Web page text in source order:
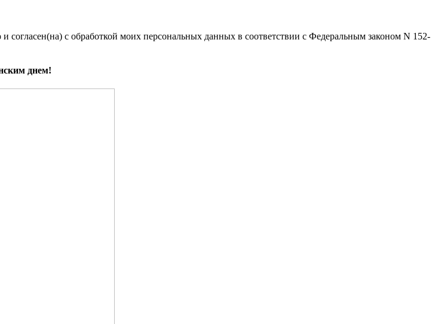
с обработкой моих персональных данных в соответствии с Федеральным законом N 152-
днем!